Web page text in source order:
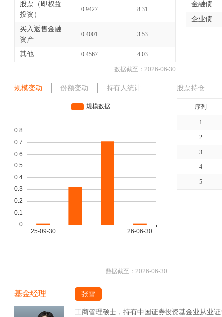
股票（即权益
投资）
0.9427 8.31
买入返售金融
资产
0.4001 3.53
其他 0.4567 4.03
数据截至： 2026-06-30
金融债
企业债
规模变动 份额变动 持有人统计
数据截至： 2026-06-30
股票持仓
序列
1
2
3
4
5
基金经理 张雪
工商管理硕士，持有中国证券投资基金业从业